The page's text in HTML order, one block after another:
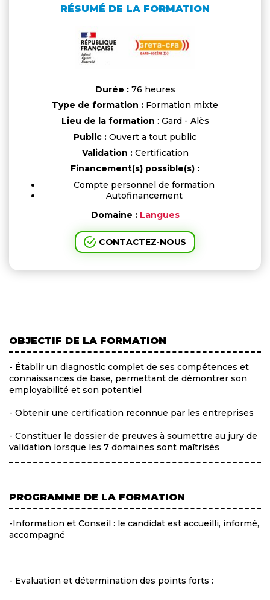
RÉSUMÉ DE LA FORMATION
Durée :76 heures
Type de formation : Formation mixte
Lieu de la formation : Gard - Alès
Public : Ouvert a tout public
Validation :Certification
Financement(s) possible(s) :
Compte personnel de formation
Autofinancement
Domaine : Langues
CONTACTEZ-NOUS
OBJECTIF DE LA FORMATION
- Établir un diagnostic complet de ses compétences et
connaissances de base, permettant de démontrer son
employabilité et son potentiel
- Obtenir une certification reconnue par les entreprises
- Constituer le dossier de preuves à soumettre au jury de
validation lorsque les 7 domaines sont maîtrisés
PROGRAMME DE LA FORMATION
-Information et Conseil : le candidat est accueilli, informé,
accompagné
- Evaluation et détermination des points forts :